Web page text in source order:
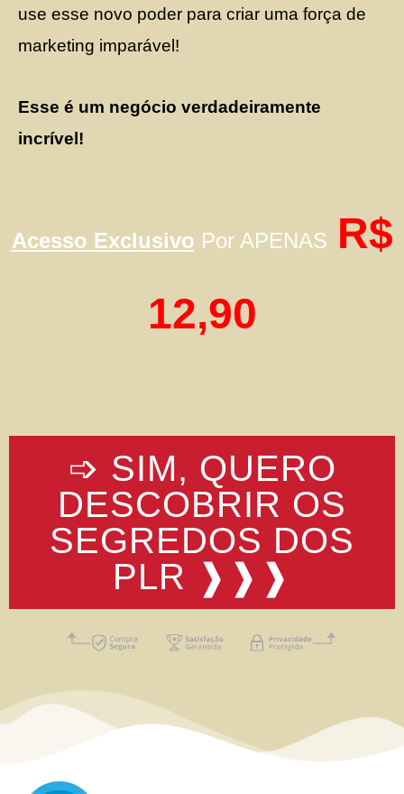
use esse novo poder para criar uma força de
marketing imparável!
Esse é um negócio verdadeiramente
incrível!
Acesso Exclusivo Por APENAS R$
12,90
➩ SIM, QUERO
DESCOBRIR OS
SEGREDOS DOS
PLR ❱❱❱